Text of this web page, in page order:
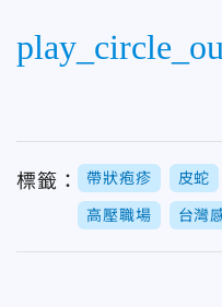
標籤： 帶狀疱疹 皮蛇
高壓職場 台灣